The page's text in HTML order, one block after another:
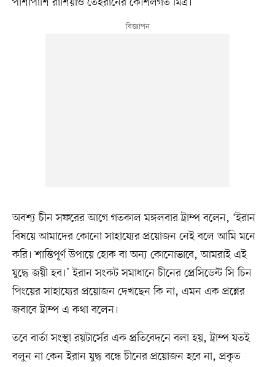
অবশ্য চীন সফরের আগে গতকাল মঙ্গলবার ট্রাম্প বলেন, ‘ইরান
বিষয়ে আমাদের কোনো সাহায্যের প্রয়োজন নেই বলে আমি মনে
করি। শান্তিপূর্ণ উপায়ে হোক বা অন্য কোনোভাবে, আমরাই এই
যুদ্ধে জয়ী হব।’ ইরান সংকট সমাধানে চীনের প্রেসিডেন্ট সি চিন
পিংয়ের সাহায্যের প্রয়োজন দেখছেন কি না, এমন এক প্রশ্নের
জবাবে ট্রাম্প এ কথা বলেন।
তবে বার্তা সংস্থা রয়টার্সের এক প্রতিবেদনে বলা হয়, ট্রাম্প যতই
বলুন না কেন ইরান যুদ্ধ বন্ধে চীনের প্রয়োজন হবে না, প্রকৃত